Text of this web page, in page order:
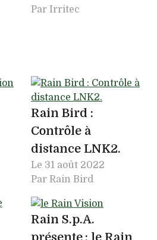
Par Irritec
Rain Bird :
Contrôle à
distance LNK2.
Le 31 août 2022
Par Rain Bird
Rain S.p.A.
présente : le Rain